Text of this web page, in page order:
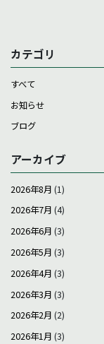
カテゴリ
すべて
お知らせ
ブログ
アーカイブ
2026年8月 (1)
2026年7月 (4)
2026年6月 (3)
2026年5月 (3)
2026年4月 (3)
2026年3月 (3)
2026年2月 (2)
2026年1月 (3)